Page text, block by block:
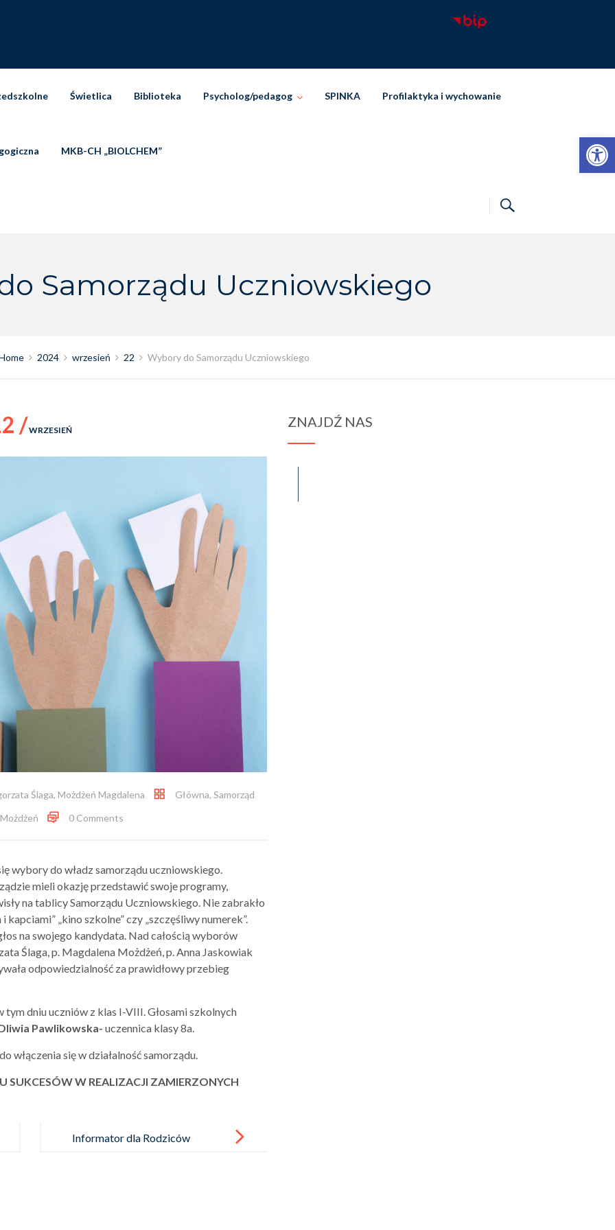
Otwórz pasek narzędzi
Świetlica Biblioteka Psycholog/pedagog SPINKA Profilaktyka i wychowanie
MKB-CH „BIOLCHEM”
Samorządu Uczniowskiego
2024 wrzesień 22 Wybory do Samorządu Uczniowskiego
/WRZESIEŃ
Ślaga, Możdżeń Magdalena Główna, Samorząd
0 Comments
wybory do władz samorządu uczniowskiego.
mieli okazję przedstawić swoje programy,
na tablicy Samorządu Uczniowskiego. Nie zabrakło
„kino szkolne” czy „szczęśliwy numerek”.
na swojego kandydata. Nad całością wyborów
Ślaga, p. Magdalena Możdżeń, p. Anna Jaskowiak
odpowiedzialność za prawidłowy przebieg
tym dniu uczniów z klas I-VIII. Głosami szkolnych
Pawlikowska- uczennica klasy 8a.
włączenia się w działalność samorządu.
SUKCESÓW W REALIZACJI ZAMIERZONYCH
Informator dla Rodziców
ZNAJDŹ NAS